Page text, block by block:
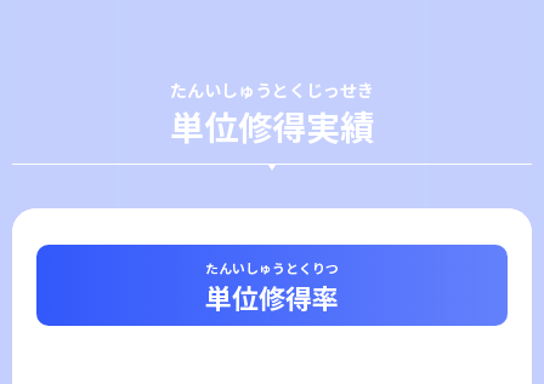
単位修得実績
たんいしゅうとくじっせき
単位修得率
たんいしゅうとくりつ